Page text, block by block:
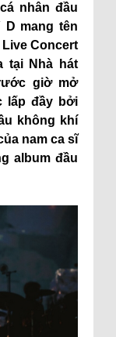
nhân đầu
D mang tên
Live Concert
tại Nhà hát
giờ mở
lấp đầy bởi
không khí
nam ca sĩ
album đầu